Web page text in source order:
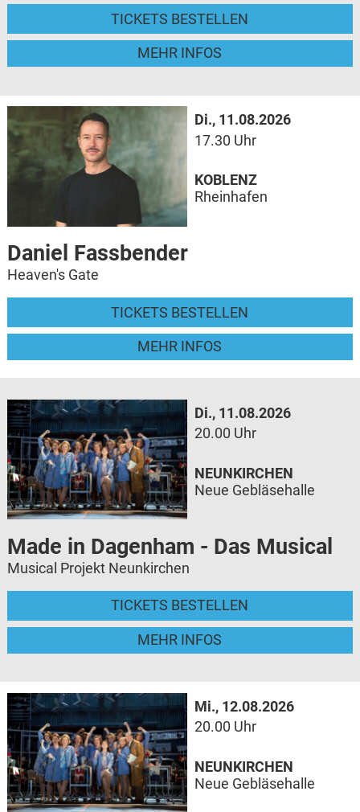
TICKETS BESTELLEN
MEHR INFOS
Di., 11.08.2026
17.30 Uhr
Daniel Fassbender
Heaven's Gate
TICKETS BESTELLEN
MEHR INFOS
KOBLENZ
Rheinhafen
Di., 11.08.2026
20.00 Uhr
Made in Dagenham - Das Musical
Musical Projekt Neunkirchen
TICKETS BESTELLEN
MEHR INFOS
NEUNKIRCHEN
Neue Gebläsehalle
Mi., 12.08.2026
20.00 Uhr
NEUNKIRCHEN
Neue Gebläsehalle